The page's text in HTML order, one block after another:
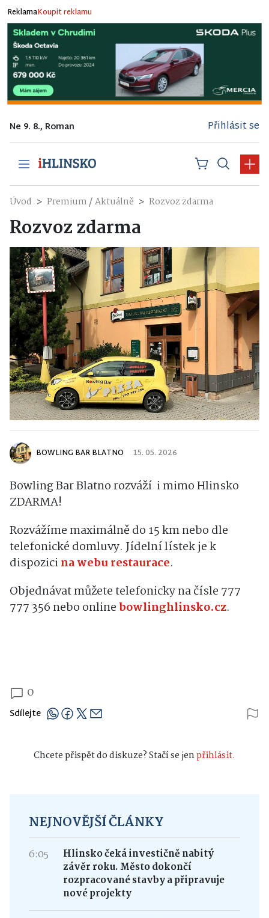
ReklamaKoupit reklamu
Ne 9. 8., Roman Přihlásit se
Úvod Premium/Aktuálně Rozvoz zdarma
Rozvoz zdarma
BOWLING BAR BLATNO 15. 05. 2026
Bowling Bar Blatno rozváží i mimo Hlinsko
ZDARMA!
Rozvážíme maximálně do 15 km nebo dle
telefonické domluvy. Jídelní lístek je k
dispozicina webu restaurace.
Objednávat můžete telefonicky na čísle 777
777 356 nebo onlinebowlinghlinsko.cz.
0
Sdílejte
Chcete přispět do diskuze? Stačí se jenpřihlásit.
NEJNOVĚJŠÍ ČLÁNKY
6:05
Hlinsko čeká investičně nabitý
závěr roku. Město dokončí
rozpracované stavby a připravuje
nové projekty